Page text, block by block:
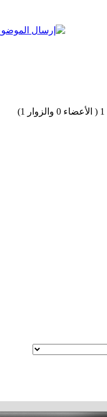
( الأعضاء 0 والزوار 1)